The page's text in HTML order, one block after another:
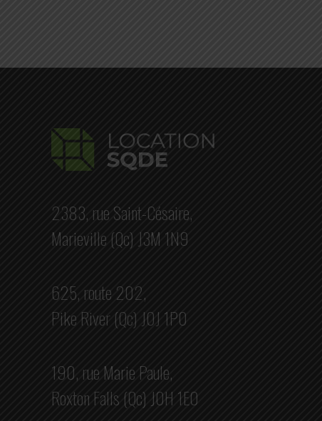
2383, rue Saint-Césaire,
Marieville (Qc) J3M 1N9
625, route 202,
Pike River (Qc) J0J 1P0
190, rue Marie Paule,
Roxton Falls (Qc) J0H 1E0